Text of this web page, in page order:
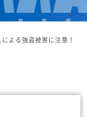
よる強盗被害に注意！